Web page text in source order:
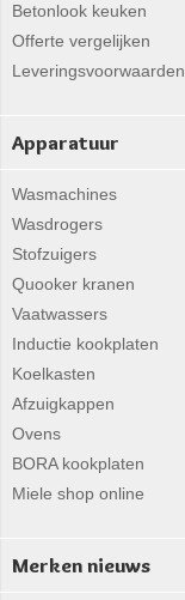
Betonlook keuken
Offerte vergelijken
Leveringsvoorwaarden
Apparatuur
Wasmachines
Wasdrogers
Stofzuigers
Quooker kranen
Vaatwassers
Inductie kookplaten
Koelkasten
Afzuigkappen
Ovens
BORA kookplaten
Miele shop online
Merken nieuws